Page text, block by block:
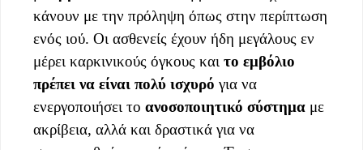
κάνουν με την πρόληψη όπως στην περίπτωση
ενός ιού. Οι ασθενείς έχουν ήδη μεγάλους εν
μέρει καρκινικούς όγκους και το εμβόλιο
πρέπει να είναι πολύ ισχυρό για να
ενεργοποιήσει το ανοσοποιητικό σύστημα με
ακρίβεια, αλλά και δραστικά για να